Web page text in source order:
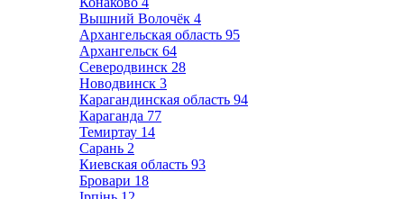
Вышний Волочёк 4
Архангельская область 95
Архангельск 64
Северодвинск 28
Новодвинск 3
Карагандинская область 94
Караганда 77
Темиртау 14
Сарань 2
Киевская область 93
Бровари 18